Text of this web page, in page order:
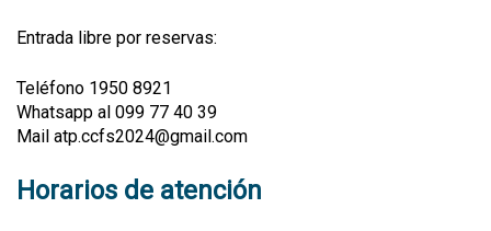
Entrada libre por reservas:
Teléfono 1950 8921
Whatsapp al 099 77 40 39
Mail atp.ccfs2024@gmail.com
Horarios de atención